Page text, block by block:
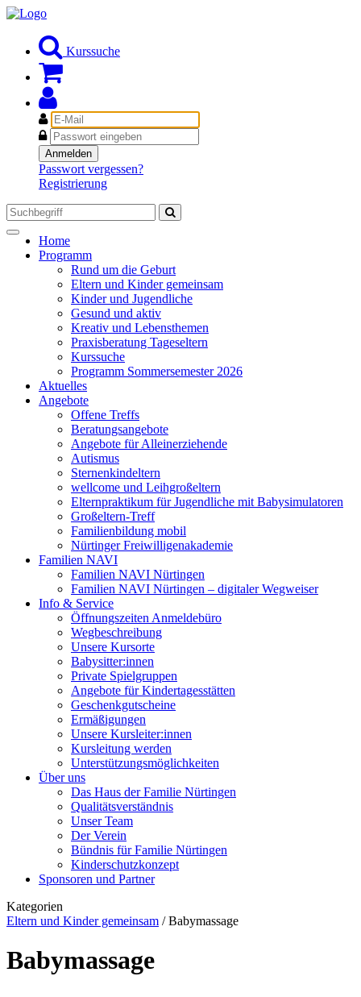
Kurssuche
E-
Mail
Passwort
Anmelden
Passwort vergessen?
Registrierung
Toggle
navigation
Home
Programm
Rund um die Geburt
Eltern und Kinder gemeinsam
Kinder und Jugendliche
Gesund und aktiv
Kreativ und Lebensthemen
Praxisberatung Tageseltern
Kurssuche
Programm Sommersemester 2026
Aktuelles
Angebote
Offene Treffs
Beratungsangebote
Angebote für Alleinerziehende
Autismus
Sternenkindeltern
wellcome und Leihgroßeltern
Elternpraktikum für Jugendliche mit Babysimulatoren
Großeltern-Treff
Familienbildung mobil
Nürtinger Freiwilligenakademie
Familien NAVI
Familien NAVI Nürtingen
Familien NAVI Nürtingen – digitaler Wegweiser
Info & Service
Öffnungszeiten Anmeldebüro
Wegbeschreibung
Unsere Kursorte
Babysitter:innen
Private Spielgruppen
Angebote für Kindertagesstätten
Geschenkgutscheine
Ermäßigungen
Unsere Kursleiter:innen
Kursleitung werden
Unterstützungsmöglichkeiten
Über uns
Das Haus der Familie Nürtingen
Qualitätsverständnis
Unser Team
Der Verein
Bündnis für Familie Nürtingen
Kinderschutzkonzept
Sponsoren und Partner
Kategorien
Eltern und Kinder gemeinsam /Babymassage
Babymassage